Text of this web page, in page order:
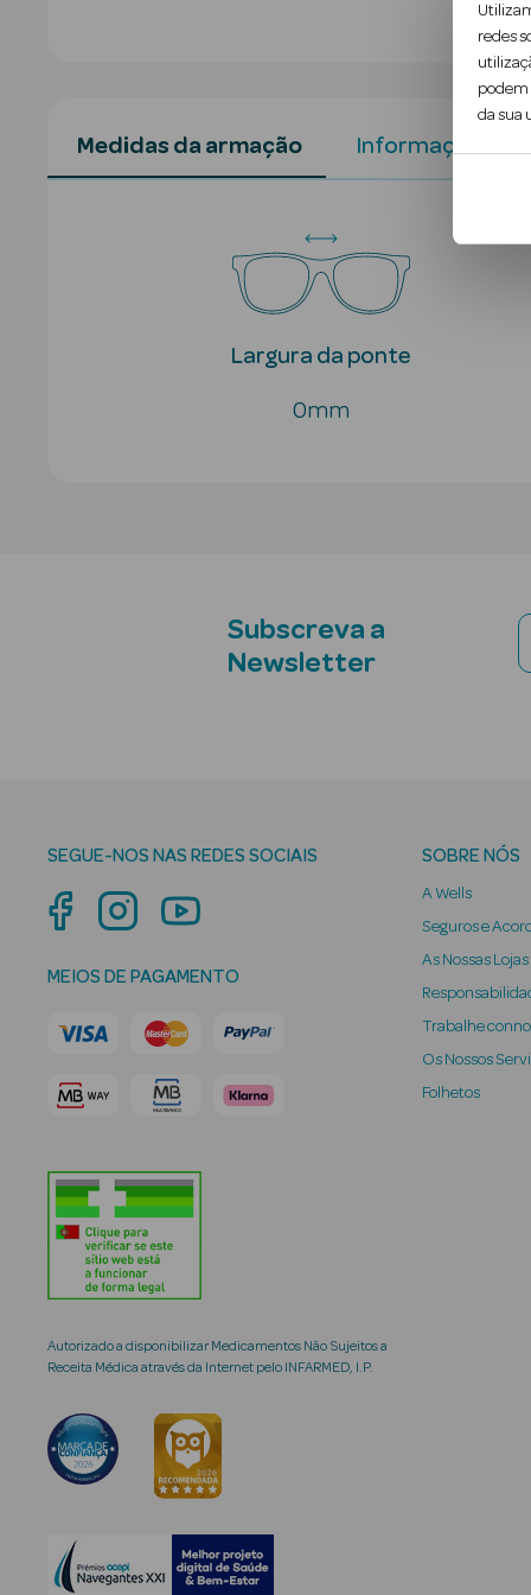
redes
podem
da sua
Medidas da armação Informação do
Largura da ponte
0mm
Subscreva a
Newsletter
SEGUE-NOS NAS REDES SOCIAIS
MEIOS DE PAGAMENTO
Autorizado a disponibilizar Medicamentos Não Sujeitos a
Receita Médica através da Internet pelo INFARMED, I.P.
SOBRE NÓS
A Wells
Seguros e
As Nossas Lojas
Trabalhe
Os Nossos
Folhetos